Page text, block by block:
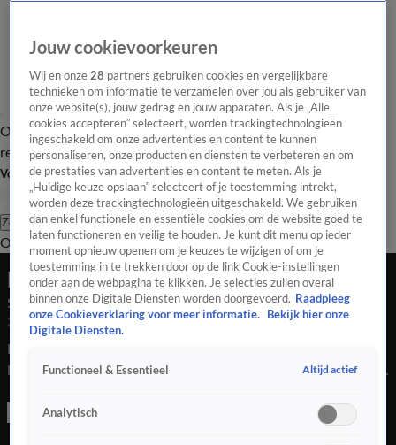
Overzicht Laatste nieuws Regionieuws Het beste van Hart
Tip de
redactie
Volg Hart van Nederland
Zoeken
OverzichtRegioUitzendingenWeerTip de redactiePanelVideo's
Late Editie
Seizoen 2026, aflevering 150
30 mei, 22:38
Brabants dorp in rouw om dode voetbaltrainer. Inwoners
leggen bloemen bij de plek waar hij gisteren gevonden werd.
op een eiland in Zeeland. Een van de gedupeerde baasjes wist
Jouw cookievoorkeuren
Wij en onze28 partners gebruiken cookies en vergelijkbare
technieken om informatie te verzamelen over jou als gebruiker van
onze website(s), jouw gedrag en jouw apparaten. Als je „Alle
cookies accepteren” selecteert, worden trackingtechnologieën
ingeschakeld om onze advertenties en content te kunnen
personaliseren, onze producten en diensten te verbeteren en om
de prestaties van advertenties en content te meten. Als je
„Huidige keuze opslaan” selecteert of je toestemming intrekt,
worden deze trackingtechnologieën uitgeschakeld. We gebruiken
dan enkel functionele en essentiële cookies om de website goed te
laten functioneren en veilig te houden. Je kunt dit menu op ieder
moment opnieuw openen om je keuzes te wijzigen of om je
toestemming in te trekken door op de link Cookie-instellingen
onder aan de webpagina te klikken. Je selecties zullen overal
binnen onze Digitale Diensten worden doorgevoerd. Raadpleeg
onze Cookieverklaring voor meer informatie.
Bekijk hier onze
Digitale Diensten.
Functioneel & Essentieel Altijd actief
Analytisch